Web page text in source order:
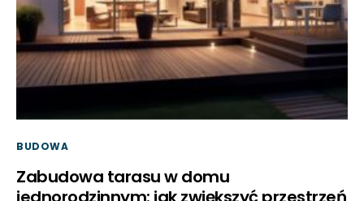
BUDOWA
Zabudowa tarasu w domu